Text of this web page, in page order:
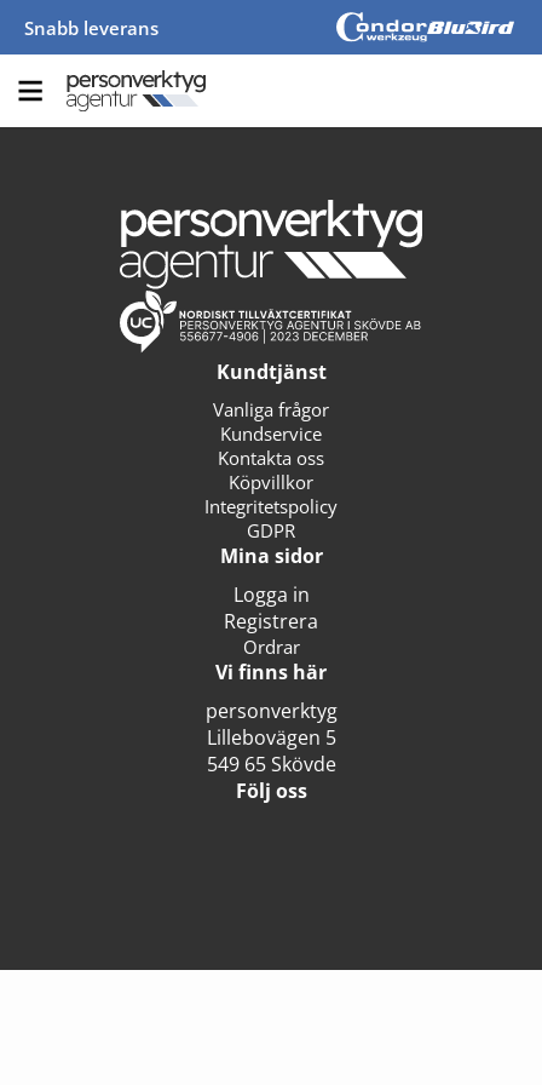
Snabb leverans
Kundtjänst
Vanliga frågor
Kundservice
Kontakta oss
Köpvillkor
Integritetspolicy
GDPR
Mina sidor
Logga in
Registrera
Ordrar
Vi finns här
personverktyg
Lillebovägen 5
549 65 Skövde
Följ oss